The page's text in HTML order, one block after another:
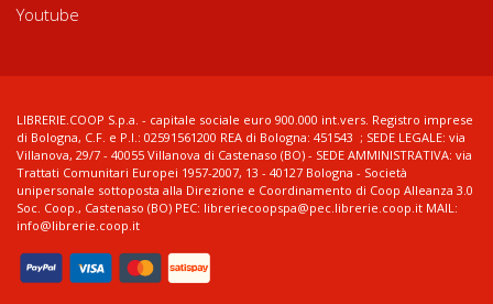
Youtube
LIBRERIE.COOP S.p.a. - capitale sociale euro 900.000 int.vers. Registro imprese
di Bologna, C.F. e P.I.: 02591561200 REA di Bologna: 451543 ; SEDE LEGALE: via
Villanova, 29/7 - 40055 Villanova di Castenaso (BO) - SEDE AMMINISTRATIVA: via
Trattati Comunitari Europei 1957-2007, 13 - 40127 Bologna - Società
unipersonale sottoposta alla Direzione e Coordinamento di Coop Alleanza 3.0
Soc. Coop., Castenaso (BO) PEC: libreriecoopspa@pec.librerie.coop.it MAIL:
info@librerie.coop.it